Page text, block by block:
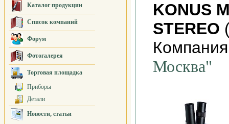
Каталог продукции
Список компаний
Форум
Фотогалерея
Торговая площадка
Приборы
Детали
Новости, статьи
KONUS
STEREO
Москва"